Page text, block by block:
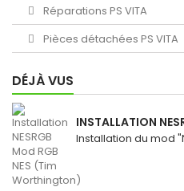
Réparations PS VITA
Pièces détachées PS VITA
DÉJÀ VUS
INSTALLATION
Installation du mod